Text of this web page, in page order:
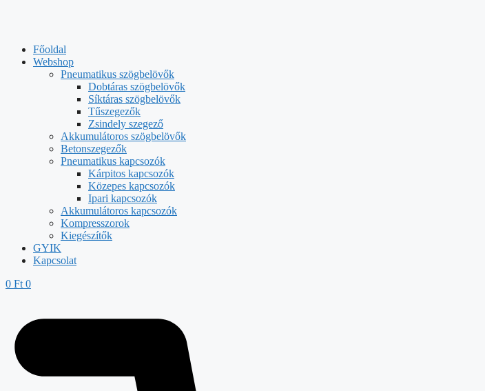
Főoldal
Webshop
Pneumatikus szögbelövők
Dobtáras szögbelövők
Síktáras szögbelövők
Tűszegezők
Zsindely szegező
Akkumulátoros szögbelövők
Betonszegezők
Pneumatikus kapcsozók
Kárpitos kapcsozók
Közepes kapcsozók
Ipari kapcsozók
Akkumulátoros kapcsozók
Kompresszorok
Kiegészítők
GYIK
Kapcsolat
0 Ft 0